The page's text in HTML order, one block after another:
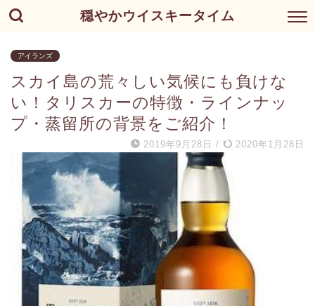
穏やかウイスキータイム
アイランズ
スカイ島の荒々しい気候にも負けな
い！タリスカーの特徴・ラインナッ
プ・蒸留所の背景をご紹介！
2019年9月28日 / 2020年1月28日